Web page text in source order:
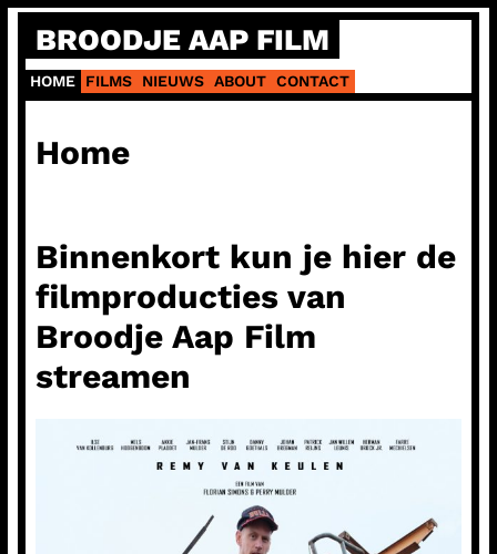
naar
de
inhoud
BROODJE AAP FILM
HOME FILMS NIEUWS ABOUT CONTACT
Home
Binnenkort kun je hier de
filmproducties van
Broodje Aap Film
streamen